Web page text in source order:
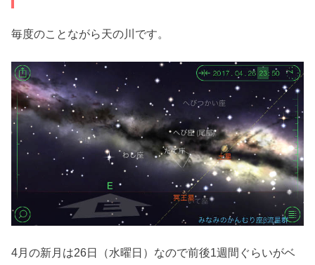
毎度のことながら天の川です。
4月の新月は26日（水曜日）なので前後1週間ぐらいがベ